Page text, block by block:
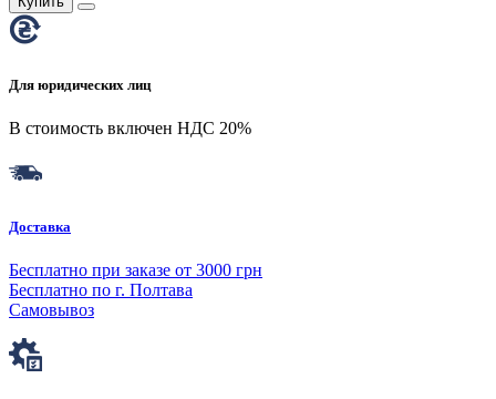
Для юридических лиц
В стоимость включен НДС 20%
Доставка
Бесплатно при заказе от 3000 грн
Бесплатно по г. Полтава
Самовывоз